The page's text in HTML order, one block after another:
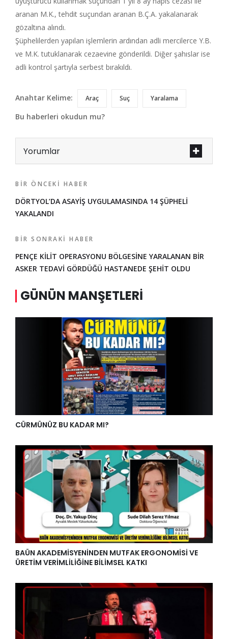
aranan M.K., tehdit suçundan aranan B.Ç.A. yakalanarak
gözaltına alındı.
Şüphelilerden yapılan işlemlerin ardından adli mercilerce Y.B.
ve M.K. tutuklanarak cezaevine gönderildi. Diğer şahıslar ise
adli kontrol şartıyla serbest bırakıldı.
Anahtar Kelime: Araç Suç Yaralama
Bu haberleri okudun mu?
Yorumlar
BIR ÖNCEKI HABER
DÖRTYOL’DA ASAYİŞ UYGULAMASINDA 14 ŞÜPHELİ
YAKALANDI
BIR SONRAKI HABER
PENÇE KİLİT OPERASYONU BÖLGESİNE YARALANAN BİR
ASKER TEDAVİ GÖRDÜĞÜ HASTANEDE ŞEHİT OLDU
GÜNÜN MANŞETLERI
CÜRMÜNÜZ BU KADAR MI?
BAÜN AKADEMİSYENİNDEN MUTFAK ERGONOMİSİ VE
ÜRETİM VERİMLİLİĞİNE BİLİMSEL KATKI